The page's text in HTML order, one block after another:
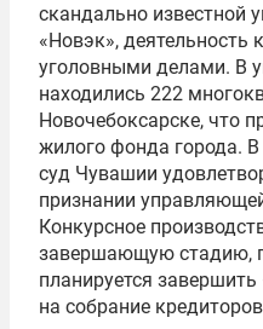
скандально известной
«Новэк», деятельность
уголовными делами. В
находились 222
Новочебоксарске, что
жилого фонда города.
суд Чувашии
признании
Конкурсное
завершающую стадию,
планируется
на собрание